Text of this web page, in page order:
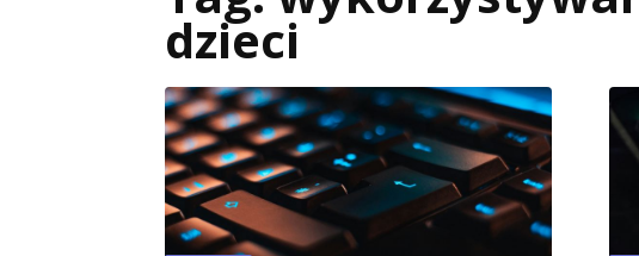
dzieci